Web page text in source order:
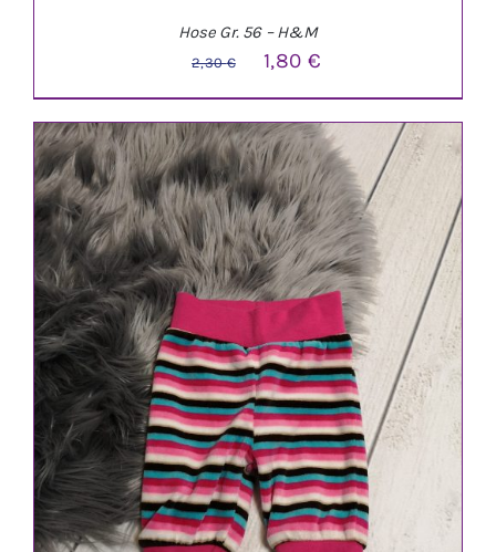
IN DEN WARENKORB / DETAILS
Hose Gr. 56 – H&M
2,30€
Ursprünglicher
Preis
war:
2,30 €
1,80 €Aktueller
Preis
ist:
1,80 €.